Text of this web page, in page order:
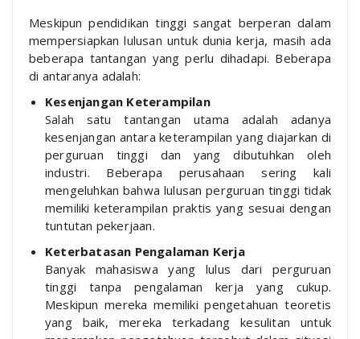
Meskipun pendidikan tinggi sangat berperan dalam
mempersiapkan lulusan untuk dunia kerja, masih ada
beberapa tantangan yang perlu dihadapi. Beberapa
di antaranya adalah:
Kesenjangan Keterampilan
Salah satu tantangan utama adalah adanya
kesenjangan antara keterampilan yang diajarkan di
perguruan tinggi dan yang dibutuhkan oleh
industri. Beberapa perusahaan sering kali
mengeluhkan bahwa lulusan perguruan tinggi tidak
memiliki keterampilan praktis yang sesuai dengan
tuntutan pekerjaan.
Keterbatasan Pengalaman Kerja
Banyak mahasiswa yang lulus dari perguruan
tinggi tanpa pengalaman kerja yang cukup.
Meskipun mereka memiliki pengetahuan teoretis
yang baik, mereka terkadang kesulitan untuk